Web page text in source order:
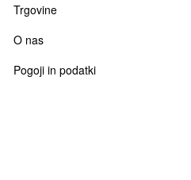
Trgovine
O nas
Pogoji in podatki